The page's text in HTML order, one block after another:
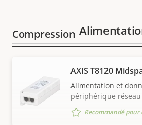
Compression
propriété
la
propriété
H.264
AXIS T8120
Alimentation et
périphérique réseau
Recommandé pour